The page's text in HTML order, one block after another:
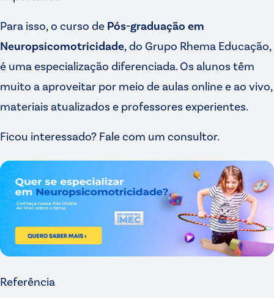
Para isso, o curso de Pós-graduação em
Neuropsicomotricidade , do Grupo Rhema Educação,
é uma especialização diferenciada. Os alunos têm
muito a aproveitar por meio de aulas online e ao vivo,
materiais atualizados e professores experientes.
Ficou interessado? Fale com um consultor.
Referência